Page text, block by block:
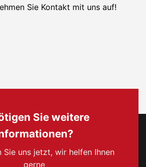
Sie Kontakt mit uns auf!
Sie weitere
Sie uns jetzt, wir helfen Ihnen
gerne